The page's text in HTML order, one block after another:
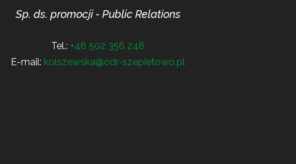
Sp. ds. promocji - Public Relations
Tel.: +48 502 356 248
E-mail: kolszewska@odr-szepietowo.pl